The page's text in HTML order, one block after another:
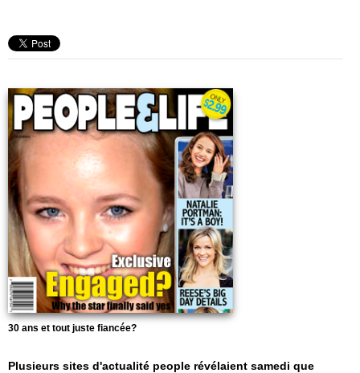
30 ans et tout juste fiancée?
Plusieurs sites d'actualité people révélaient samedi que